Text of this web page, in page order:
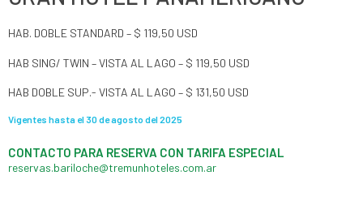
HAB. DOBLE STANDARD – $ 119,50 USD
HAB SING/ TWIN – VISTA AL LAGO – $ 119,50 USD
HAB DOBLE SUP.- VISTA AL LAGO – $ 131,50 USD
Vigentes hasta el 30 de agosto del 2025
CONTACTO PARA RESERVA CON TARIFA ESPECIAL​
reservas.bariloche@tremunhoteles.com.ar